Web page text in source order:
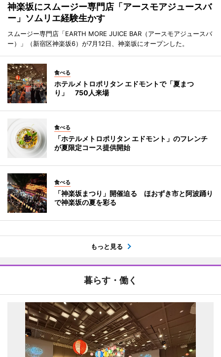
神楽坂にスムージー専門店「アースモアジュースバ
ー」ソムリエ経験生かす
スムージー専門店「EARTH MORE JUICE BAR（アースモアジュースバ
ー）」（新宿区神楽坂6）が7月12日、神楽坂にオープンした。
食べる
ホテルメトロポリタン エドモントで「夏まつ
り」 750人来場
食べる
「ホテルメトロポリタン エドモント」のフレンチ
が夏限定コース提供開始
食べる
「神楽坂まつり」開催迫る ほおずき市と阿波踊り
で神楽坂の夏を彩る
もっと見る
暮らす・働く